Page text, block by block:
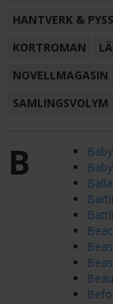
HANTVERK &
KORTROMAN
NOVELLMAGASIN
SAMLINGSVOLYM
B